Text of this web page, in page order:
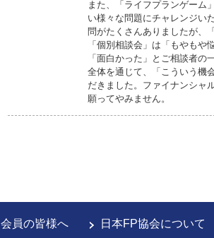
また、「ライフプランゲーム
い様々な問題にチャレンジい
問がたくさんありましたが、
「個別相談会」は「もやもや
「面白かった」とご相談者の
全体を通じて、「こういう機
だきました。ファイナンシャ
願ってやみません。
会員の皆様へ 日本FP協会について